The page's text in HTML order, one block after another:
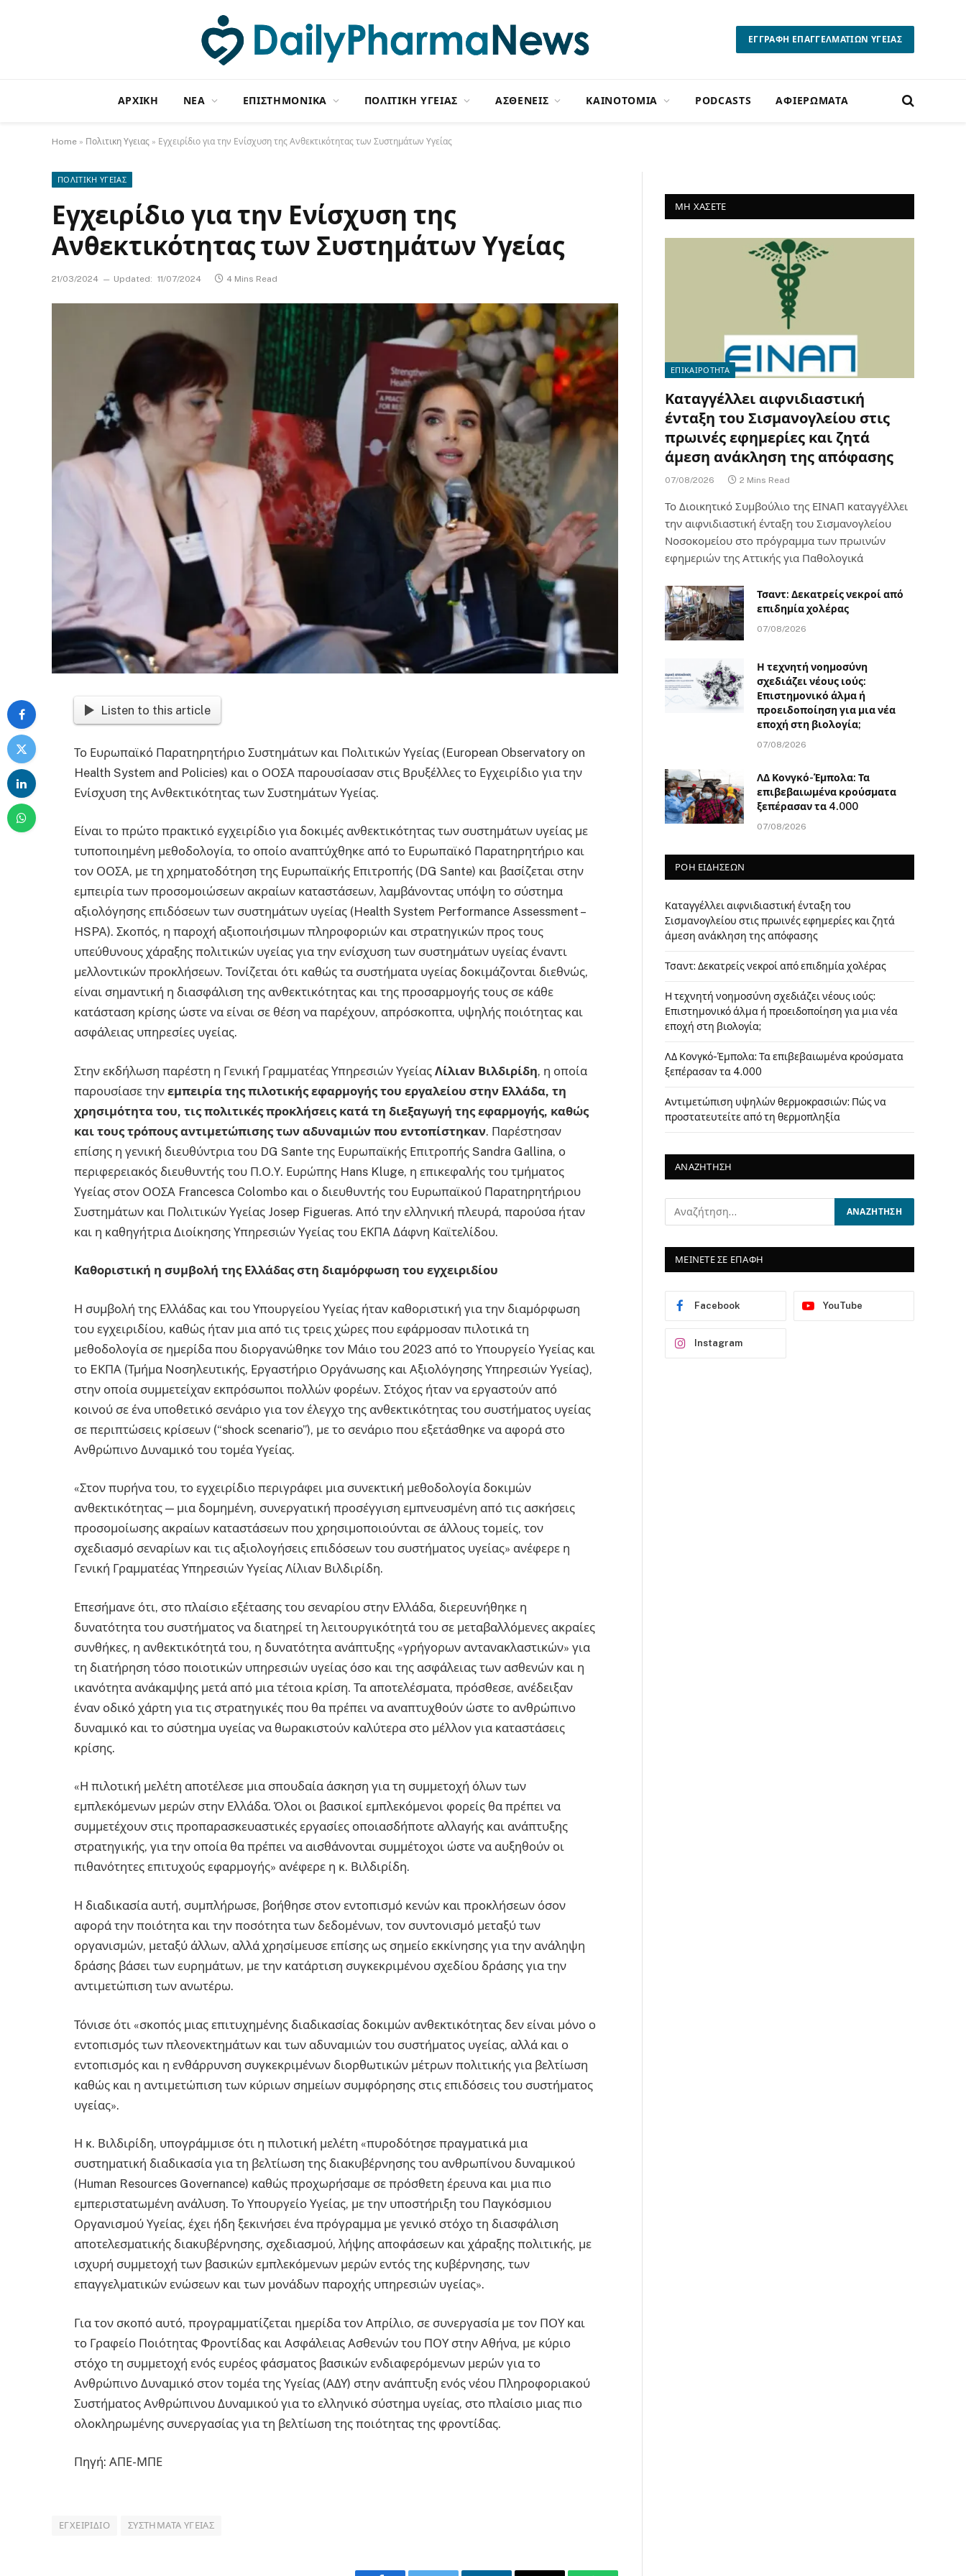
ΕΓΓΡΑΦΗ ΕΠΑΓΓΕΛΜΑΤΙΩΝ ΥΓΕΙΑΣ
ΑΡΧΙΚΗ NΕΑ ΕΠΙΣΤΗΜΟΝΙΚΑ ΠΟΛΙΤΙΚΗ ΥΓΕΙΑΣ ΑΣΘΕΝΕΙΣ ΚΑΙΝΟΤΟΜΙΑ PODCASTS ΑΦΙΕΡΩΜΑΤΑ
Home » Πολιτικη Υγειας » Εγχειρίδιο για την Ενίσχυση της Ανθεκτικότητας των Συστημάτων Υγείας
ΠΟΛΙΤΙΚΗ ΥΓΕΙΑΣ
Εγχειρίδιο για την Ενίσχυση της
Ανθεκτικότητας των Συστημάτων Υγείας
21/03/2024 Updated: 11/07/2024 4 Mins Read
Listen to this article
Το Ευρωπαϊκό Παρατηρητήριο Συστημάτων και Πολιτικών Υγείας (European Observatory on
Health System and Policies) και ο ΟΟΣΑ παρουσίασαν στις Βρυξέλλες το Εγχειρίδιο για την
Ενίσχυση της Ανθεκτικότητας των Συστημάτων Υγείας.
Είναι το πρώτο πρακτικό εγχειρίδιο για δοκιμές ανθεκτικότητας των συστημάτων υγείας με
τυποποιημένη μεθοδολογία, το οποίο αναπτύχθηκε από το Ευρωπαϊκό Παρατηρητήριο και
τον ΟΟΣΑ, με τη χρηματοδότηση της Ευρωπαϊκής Επιτροπής (DG Sante) και βασίζεται στην
εμπειρία των προσομοιώσεων ακραίων καταστάσεων, λαμβάνοντας υπόψη το σύστημα
αξιολόγησης επιδόσεων των συστημάτων υγείας (Health System Performance Assessment –
HSPA). Σκοπός, η παροχή αξιοποιήσιμων πληροφοριών και στρατηγικών προς τους
υπεύθυνους χάραξης πολιτικών υγείας για την ενίσχυση των συστημάτων υγείας έναντι
μελλοντικών προκλήσεων. Τονίζεται ότι καθώς τα συστήματα υγείας δοκιμάζονται διεθνώς,
είναι σημαντική η διασφάλιση της ανθεκτικότητας και της προσαρμογής τους σε κάθε
κατάσταση κρίσης ώστε να είναι σε θέση να παρέχουν, απρόσκοπτα, υψηλής ποιότητας και
ασφάλειας υπηρεσίες υγείας.
Στην εκδήλωση παρέστη η Γενική Γραμματέας Υπηρεσιών Υγείας Λίλιαν Βιλδιρίδη, η οποία
παρουσίασε την εμπειρία της πιλοτικής εφαρμογής του εργαλείου στην Ελλάδα, τη
χρησιμότητα του, τις πολιτικές προκλήσεις κατά τη διεξαγωγή της εφαρμογής, καθώς
και τους τρόπους αντιμετώπισης των αδυναμιών που εντοπίστηκαν. Παρέστησαν
επίσης η γενική διευθύντρια του DG Sante της Ευρωπαϊκής Επιτροπής Sandra Gallina, ο
περιφερειακός διευθυντής του Π.Ο.Υ. Ευρώπης Hans Kluge, η επικεφαλής του τμήματος
Υγείας στον ΟΟΣΑ Francesca Colombo και ο διευθυντής του Ευρωπαϊκού Παρατηρητήριου
Συστημάτων και Πολιτικών Υγείας Josep Figueras. Από την ελληνική πλευρά, παρούσα ήταν
και η καθηγήτρια Διοίκησης Υπηρεσιών Υγείας του ΕΚΠΑ Δάφνη Καϊτελίδου.
Καθοριστική η συμβολή της Ελλάδας στη διαμόρφωση του εγχειριδίου
Η συμβολή της Ελλάδας και του Υπουργείου Υγείας ήταν καθοριστική για την διαμόρφωση
του εγχειριδίου, καθώς ήταν μια από τις τρεις χώρες που εφάρμοσαν πιλοτικά τη
μεθοδολογία σε ημερίδα που διοργανώθηκε τον Μάιο του 2023 από το Υπουργείο Υγείας και
το EΚΠΑ (Τμήμα Νοσηλευτικής, Εργαστήριο Οργάνωσης και Αξιολόγησης Υπηρεσιών Υγείας),
στην οποία συμμετείχαν εκπρόσωποι πολλών φορέων. Στόχος ήταν να εργαστούν από
κοινού σε ένα υποθετικό σενάριο για τον έλεγχο της ανθεκτικότητας του συστήματος υγείας
σε περιπτώσεις κρίσεων (“shock scenario”), με το σενάριο που εξετάσθηκε να αφορά στο
Ανθρώπινο Δυναμικό του τομέα Υγείας.
«Στον πυρήνα του, το εγχειρίδιο περιγράφει μια συνεκτική μεθοδολογία δοκιμών
ανθεκτικότητας — μια δομημένη, συνεργατική προσέγγιση εμπνευσμένη από τις ασκήσεις
προσομοίωσης ακραίων καταστάσεων που χρησιμοποιούνται σε άλλους τομείς, τον
σχεδιασμό σεναρίων και τις αξιολογήσεις επιδόσεων του συστήματος υγείας» ανέφερε η
Γενική Γραμματέας Υπηρεσιών Υγείας Λίλιαν Βιλδιρίδη.
Επεσήμανε ότι, στο πλαίσιο εξέτασης του σεναρίου στην Ελλάδα, διερευνήθηκε η
δυνατότητα του συστήματος να διατηρεί τη λειτουργικότητά του σε μεταβαλλόμενες ακραίες
συνθήκες, η ανθεκτικότητά του, η δυνατότητα ανάπτυξης «γρήγορων αντανακλαστικών» για
τη διατήρηση τόσο ποιοτικών υπηρεσιών υγείας όσο και της ασφάλειας των ασθενών και η
ικανότητα ανάκαμψης μετά από μια τέτοια κρίση. Τα αποτελέσματα, πρόσθεσε, ανέδειξαν
έναν οδικό χάρτη για τις στρατηγικές που θα πρέπει να αναπτυχθούν ώστε το ανθρώπινο
δυναμικό και το σύστημα υγείας να θωρακιστούν καλύτερα στο μέλλον για καταστάσεις
κρίσης.
«Η πιλοτική μελέτη αποτέλεσε μια σπουδαία άσκηση για τη συμμετοχή όλων των
εμπλεκόμενων μερών στην Ελλάδα. Όλοι οι βασικοί εμπλεκόμενοι φορείς θα πρέπει να
συμμετέχουν στις προπαρασκευαστικές εργασίες οποιασδήποτε αλλαγής και ανάπτυξης
στρατηγικής, για την οποία θα πρέπει να αισθάνονται συμμέτοχοι ώστε να αυξηθούν οι
πιθανότητες επιτυχούς εφαρμογής» ανέφερε η κ. Βιλδιρίδη.
Η διαδικασία αυτή, συμπλήρωσε, βοήθησε στον εντοπισμό κενών και προκλήσεων όσον
αφορά την ποιότητα και την ποσότητα των δεδομένων, τον συντονισμό μεταξύ των
οργανισμών, μεταξύ άλλων, αλλά χρησίμευσε επίσης ως σημείο εκκίνησης για την ανάληψη
δράσης βάσει των ευρημάτων, με την κατάρτιση συγκεκριμένου σχεδίου δράσης για την
αντιμετώπιση των ανωτέρω.
Τόνισε ότι «σκοπός μιας επιτυχημένης διαδικασίας δοκιμών ανθεκτικότητας δεν είναι μόνο ο
εντοπισμός των πλεονεκτημάτων και των αδυναμιών του συστήματος υγείας, αλλά και ο
εντοπισμός και η ενθάρρυνση συγκεκριμένων διορθωτικών μέτρων πολιτικής για βελτίωση
καθώς και η αντιμετώπιση των κύριων σημείων συμφόρησης στις επιδόσεις του συστήματος
υγείας».
Η κ. Βιλδιρίδη, υπογράμμισε ότι η πιλοτική μελέτη «πυροδότησε πραγματικά μια
συστηματική διαδικασία για τη βελτίωση της διακυβέρνησης του ανθρωπίνου δυναμικού
(Human Resources Governance) καθώς προχωρήσαμε σε πρόσθετη έρευνα και μια πιο
εμπεριστατωμένη ανάλυση. Το Υπουργείο Υγείας, με την υποστήριξη του Παγκόσμιου
Οργανισμού Υγείας, έχει ήδη ξεκινήσει ένα πρόγραμμα με γενικό στόχο τη διασφάλιση
αποτελεσματικής διακυβέρνησης, σχεδιασμού, λήψης αποφάσεων και χάραξης πολιτικής, με
ισχυρή συμμετοχή των βασικών εμπλεκόμενων μερών εντός της κυβέρνησης, των
επαγγελματικών ενώσεων και των μονάδων παροχής υπηρεσιών υγείας».
Για τον σκοπό αυτό, προγραμματίζεται ημερίδα τον Απρίλιο, σε συνεργασία με τον ΠΟΥ και
το Γραφείο Ποιότητας Φροντίδας και Ασφάλειας Ασθενών του ΠΟΥ στην Αθήνα, με κύριο
στόχο τη συμμετοχή ενός ευρέος φάσματος βασικών ενδιαφερόμενων μερών για το
Ανθρώπινο Δυναμικό στον τομέα της Υγείας (ΑΔΥ) στην ανάπτυξη ενός νέου Πληροφοριακού
Συστήματος Ανθρώπινου Δυναμικού για το ελληνικό σύστημα υγείας, στο πλαίσιο μιας πιο
ολοκληρωμένης συνεργασίας για τη βελτίωση της ποιότητας της φροντίδας.
Πηγή: ΑΠΕ-ΜΠΕ
ΕΓΧΕΙΡΊΔΙΟ ΣΥΣΤΉΜΑΤΑ ΥΓΕΊΑΣ
ΜΗ ΧΑΣΕΤΕ
ΕΠΙΚΑΙΡΟΤΗΤΑ
Καταγγέλλει αιφνιδιαστική
ένταξη του Σισμανογλείου στις
πρωινές εφημερίες και ζητά
άμεση ανάκληση της απόφασης
07/08/2026 2 Mins Read
Το Διοικητικό Συμβούλιο της ΕΙΝΑΠ καταγγέλλει
την αιφνιδιαστική ένταξη του Σισμανογλείου
Νοσοκομείου στο πρόγραμμα των πρωινών
εφημεριών της Αττικής για Παθολογικά
Τσαντ: Δεκατρείς νεκροί από
επιδημία χολέρας
07/08/2026
Η τεχνητή νοημοσύνη
σχεδιάζει νέους ιούς:
Επιστημονικό άλμα ή
προειδοποίηση για μια νέα
εποχή στη βιολογία;
07/08/2026
ΛΔ Κονγκό-Έμπολα: Τα
επιβεβαιωμένα κρούσματα
ξεπέρασαν τα 4.000
07/08/2026
ΡΟΗ ΕΙΔΗΣΕΩΝ
Καταγγέλλει αιφνιδιαστική ένταξη του
Σισμανογλείου στις πρωινές εφημερίες και ζητά
άμεση ανάκληση της απόφασης
Τσαντ: Δεκατρείς νεκροί από επιδημία χολέρας
Η τεχνητή νοημοσύνη σχεδιάζει νέους ιούς:
Επιστημονικό άλμα ή προειδοποίηση για μια νέα
εποχή στη βιολογία;
ΛΔ Κονγκό-Έμπολα: Τα επιβεβαιωμένα κρούσματα
ξεπέρασαν τα 4.000
Αντιμετώπιση υψηλών θερμοκρασιών: Πώς να
προστατευτείτε από τη θερμοπληξία
ΑΝΑΖΗΤΗΣΗ
ΜΕΙΝΕΤΕ ΣΕ ΕΠΑΦΗ
Facebook YouTube
Instagram